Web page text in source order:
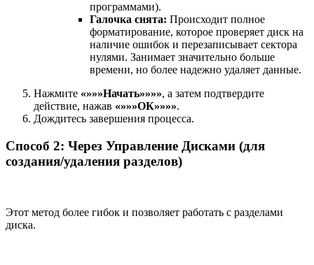
программами).
Галочка снята: Происходит полное
форматирование, которое проверяет диск на
наличие ошибок и перезаписывает сектора
нулями. Занимает значительно больше
времени, но более надежно удаляет данные.
Нажмите «»»»Начать»»»», а затем подтвердите
действие, нажав «»»»ОК»»»».
Дождитесь завершения процесса.
Способ 2: Через Управление Дисками (для
создания/удаления разделов)
Этот метод более гибок и позволяет работать с разделами
диска.